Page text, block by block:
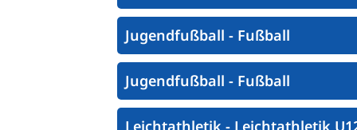
Jugendfußball - Fußball
Jugendfußball - Fußball
Leichtathletik - Leichtathletik